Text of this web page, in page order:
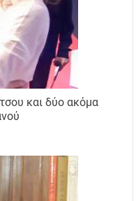
και δύο ακόμα